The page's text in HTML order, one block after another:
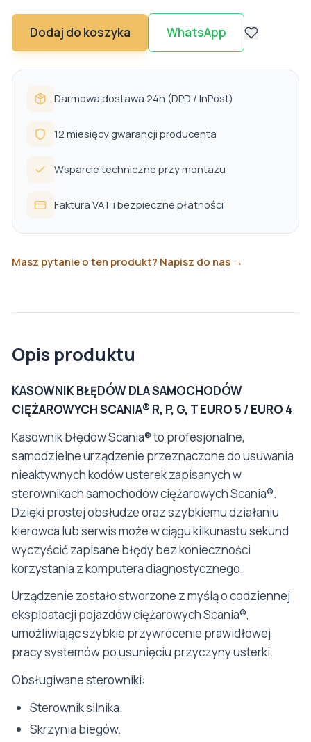
Dodaj do koszyka WhatsApp
Darmowa dostawa 24h (DPD / InPost)
12 miesięcy gwarancji producenta
Wsparcie techniczne przy montażu
Faktura VAT i bezpieczne płatności
Masz pytanie o ten produkt? Napisz do nas →
Opis produktu
KASOWNIK BŁĘDÓW DLA SAMOCHODÓW
CIĘŻAROWYCH SCANIA® R, P, G, T EURO 5 / EURO 4
Kasownik błędów Scania® to profesjonalne,
samodzielne urządzenie przeznaczone do usuwania
nieaktywnych kodów usterek zapisanych w
sterownikach samochodów ciężarowych Scania®.
Dzięki prostej obsłudze oraz szybkiemu działaniu
kierowca lub serwis może w ciągu kilkunastu sekund
wyczyścić zapisane błędy bez konieczności
korzystania z komputera diagnostycznego.
Urządzenie zostało stworzone z myślą o codziennej
eksploatacji pojazdów ciężarowych Scania®,
umożliwiając szybkie przywrócenie prawidłowej
pracy systemów po usunięciu przyczyny usterki.
Obsługiwane sterowniki:
Sterownik silnika.
Skrzynia biegów.